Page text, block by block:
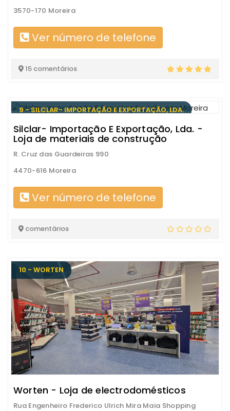
3570-170 Moreira
Ver número de telefone
15 comentários
9 - SILCLAR- IMPORTAÇÃO E EXPORTAÇÃO, LDA.
Silclar- Importação E Exportação, Lda. -
Loja de materiais de construção
R. Cruz das Guardeiras 990
4470-616 Moreira
Ver número de telefone
comentários
10 - WORTEN
Worten - Loja de electrodomésticos
Rua Engenheiro Frederico Ulrich Mira Maia Shopping